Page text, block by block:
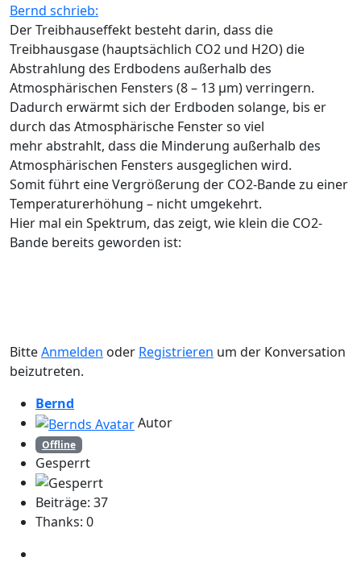
Bernd schrieb:
Der Treibhauseffekt besteht darin, dass die
Treibhausgase (hauptsächlich CO2 und H2O) die
Abstrahlung des Erdbodens außerhalb des
Atmosphärischen Fensters (8 – 13 µm) verringern.
Dadurch erwärmt sich der Erdboden solange, bis er
durch das Atmosphärische Fenster so viel
mehr abstrahlt, dass die Minderung außerhalb des
Atmosphärischen Fensters ausgeglichen wird.
Somit führt eine Vergrößerung der CO2-Bande zu einer
Temperaturerhöhung – nicht umgekehrt.
Hier mal ein Spektrum, das zeigt, wie klein die CO2-
Bande bereits geworden ist:
BitteAnmelden oder Registrieren um der Konversation
beizutreten.
Bernd
Autor
Offline
Gesperrt
Beiträge: 37
Thanks: 0